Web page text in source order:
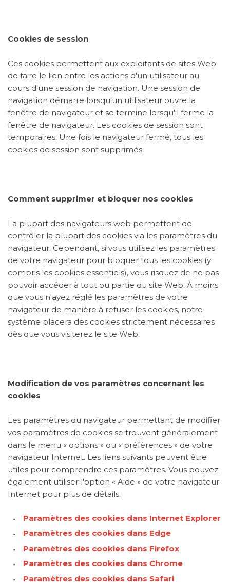
Cookies de session
Ces cookies permettent aux exploitants de sites Web
de faire le lien entre les actions d'un utilisateur au
cours d'une session de navigation. Une session de
navigation démarre lorsqu'un utilisateur ouvre la
fenêtre de navigateur et se termine lorsqu'il ferme la
fenêtre de navigateur. Les cookies de session sont
temporaires. Une fois le navigateur fermé, tous les
cookies de session sont supprimés.
Comment supprimer et bloquer nos cookies
La plupart des navigateurs web permettent de
contrôler la plupart des cookies via les paramètres du
navigateur. Cependant, si vous utilisez les paramètres
de votre navigateur pour bloquer tous les cookies (y
compris les cookies essentiels), vous risquez de ne pas
pouvoir accéder à tout ou partie du site Web. À moins
que vous n'ayez réglé les paramètres de votre
navigateur de manière à refuser les cookies, notre
système placera des cookies strictement nécessaires
dès que vous visiterez le site Web.
Modification de vos paramètres concernant les
cookies
Les paramètres du navigateur permettant de modifier
vos paramètres de cookies se trouvent généralement
dans le menu « options » ou « préférences » de votre
navigateur Internet. Les liens suivants peuvent être
utiles pour comprendre ces paramètres. Vous pouvez
également utiliser l'option « Aide » de votre navigateur
Internet pour plus de détails.
Paramètres des cookies dans Internet Explorer
Paramètres des cookies dans Edge
Paramètres des cookies dans Firefox
Paramètres des cookies dans Chrome
Paramètres des cookies dans Safari